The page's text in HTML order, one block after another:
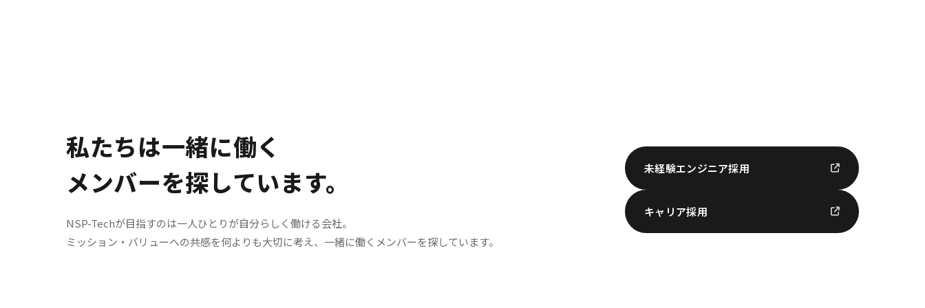
私たちは一緒に働く
メンバーを探しています。
NSP-Techが目指すのは一人ひとりが自分らしく働ける会社。
ミッション・バリューへの共感を何よりも大切に考え、一緒に働くメンバーを探しています。
未経験エンジニア採用
キャリア採用